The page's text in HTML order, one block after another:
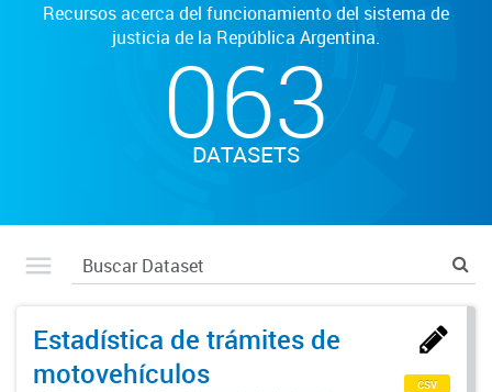
Recursos acerca del funcionamiento del sistema de
justicia de la República Argentina.
063
DATASETS
Estadística de trámites de
motovehículos
csv